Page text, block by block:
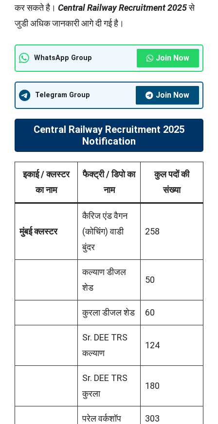
कर सकते है। Central Railway Recruitment 2025से
जुडी अधिक जानकारी आगे दी गई है।
WhatsApp Group Join Now
Telegram Group Join Now
Central Railway Recruitment 2025
Notification
इकाई / क्लस्टर
का नाम
फैक्ट्री / डिपो का
नाम
कुल पदों की
संख्या
मुंबई क्लस्टर
कैरिज एंड वैगन
(कोचिंग) वाडी
बुंदर
258
कल्याण डीजल
शेड
50
कुरला डीजल शेड 60
Sr. DEE TRS
कल्याण
124
Sr. DEE TRS
कुरला
180
परेल वर्कशॉप 303